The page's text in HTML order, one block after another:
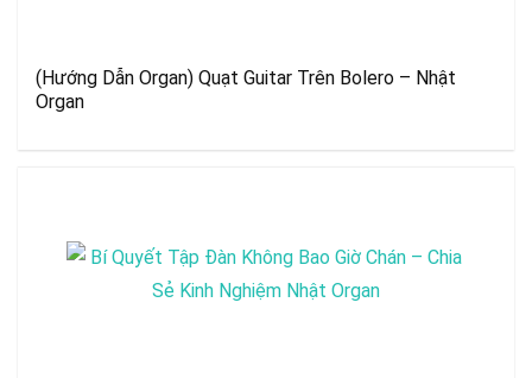
(Hướng Dẫn Organ) Quạt Guitar Trên Bolero – Nhật
Organ